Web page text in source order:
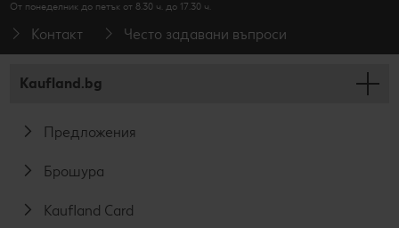
От понеделник до петък от 8.30 ч. до 17.30 ч.
Контакт Често задавани въпроси
Kaufland.bg
Предложения
Брошура
Kaufland Card